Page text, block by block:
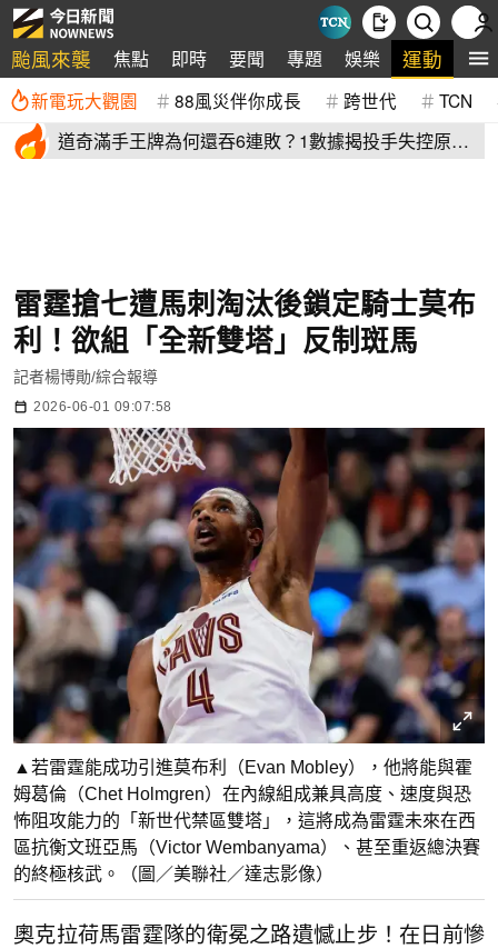
颱風來襲 焦點 即時 要聞 專題 娛樂 運動 全
新電玩大觀園 88風災伴你成長 跨世代 TCN
道奇滿手王牌為何還吞6連敗？1數據揭投手失控原
雷霆搶七遭馬刺淘汰後鎖定騎士莫布
利！欲組「全新雙塔」反制斑馬
記者楊博勛/綜合報導
2026-06-01 09:07:58
▲若雷霆能成功引進莫布利（Evan Mobley），他將能與霍
姆葛倫（Chet Holmgren）在內線組成兼具高度、速度與恐
怖阻攻能力的「新世代禁區雙塔」，這將成為雷霆未來在西
區抗衡文班亞馬（Victor Wembanyama）、甚至重返總決賽
的終極核武。（圖／美聯社／達志影像）
奧克拉荷馬雷霆隊的衛冕之路遺憾止步！在日前慘